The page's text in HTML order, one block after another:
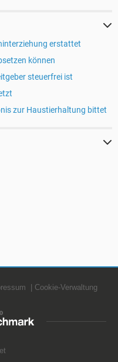
erstattet
können
steuerfrei ist
zur Haustierhaltung bittet
Cookie-Verwaltung